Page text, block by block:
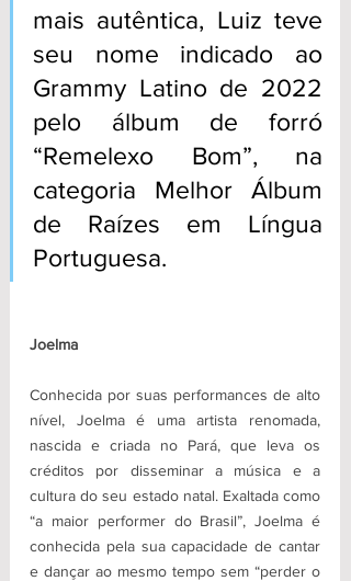
mais autêntica, Luiz teve
seu nome indicado ao
Grammy Latino de 2022
pelo álbum de forró
“Remelexo Bom”, na
categoria Melhor Álbum
de Raízes em Língua
Portuguesa.
Joelma
Conhecida por suas performances de alto
nível, Joelma é uma artista renomada,
nascida e criada no Pará, que leva os
créditos por disseminar a música e a
cultura do seu estado natal. Exaltada como
“a maior performer do Brasil”, Joelma é
conhecida pela sua capacidade de cantar
e dançar ao mesmo tempo sem “perder o